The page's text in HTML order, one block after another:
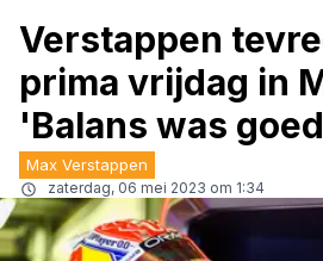
Verstappen
prima vrijdag in
'Balans was
Max Verstappen
zaterdag, 06 mei 2023 om 1:34